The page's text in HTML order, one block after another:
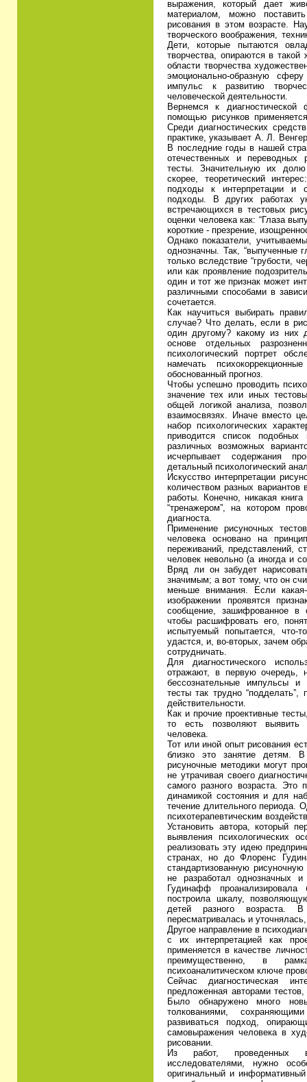
выражения, который дает
материалом, можно
рисования в этом возрасте.
творческого воображения,
Дети, которые пытаются
творчества, опираются в
области творчества
эмоционально-образную
импульс к развитию
человеческой деятельности.
Вернемся к диагностической
помощью рисунков
Среди диагностических
практике, указывает А. Л.
В последние годы в нашей
отечественных и переводных
тесты. Значительную их долю
скорее, теоретический
подходы к интерпретации и
подходы. В других работах
встречающихся в тестовых
оценки человека как: “Глаза
короткие - презрение,
Однако показатели,
однозначны. Так, “выпученные
только вследствие “грубости,
или как проявление
один и тот же признак может
различными способами в
сочетается.
Как научиться выбирать
случае? Что делать, если в
один другому? какому из них
основе отдельных
психологический портрет
намечать
обоснованный прогноз.
Чтобы успешно проводить
значение тех или иных
общей логикой анализа,
взаимосвязях. Иначе вместо
набор психологических
приводится список подобных
различных возможных
исчерпывает содержания
детальный психологический
Искусство интерпретации
количеством разных
работы. Конечно, никакая
“тренажером”, на котором
диагноста.
Применение рисуночных
человека основано на
переживаний, представлений,
человек невольно (а иногда и
Вряд ли он забудет
значимым; а вот тому, что он
меньше внимания. Если
изображении проявятся
сообщение, зашифрованное в
чтобы расшифровать его,
испытуемый попытается,
удастся, и, во-вторых, зачем
сотрудничать.
Для диагностического
отражают, в первую очередь,
бессознательные импульсы и
тесты так трудно
действительности.
Как и прочие проективные
то есть позволяют выявить
человека.
Тот или иной опыт рисования
близко это занятие детям.
рисуночные методики могут
не утрачивая своего
самого разного возраста. Это
динамикой состояния и для
течение длительного периода.
психотерапевтическим
Установить автора, который
выявления психологических
реализовать эту идею
странах, но до Флоренс
стандартизованную
не разработал однозначных и
Гудинафф
построила шкалу,
детей разного возраста.
пересматривалась и
Другое направление в
с их интерпретацией как
применяется в качестве
преимущественно, в
психоаналитическом ключе
Сейчас диагностическая
предложенная авторами
Было обнаружено много
толкованиями,
развиваться подход,
самовыражения человека в
рисовании.
Из работ, проведенных
исследователями, нужно
оригинальный и